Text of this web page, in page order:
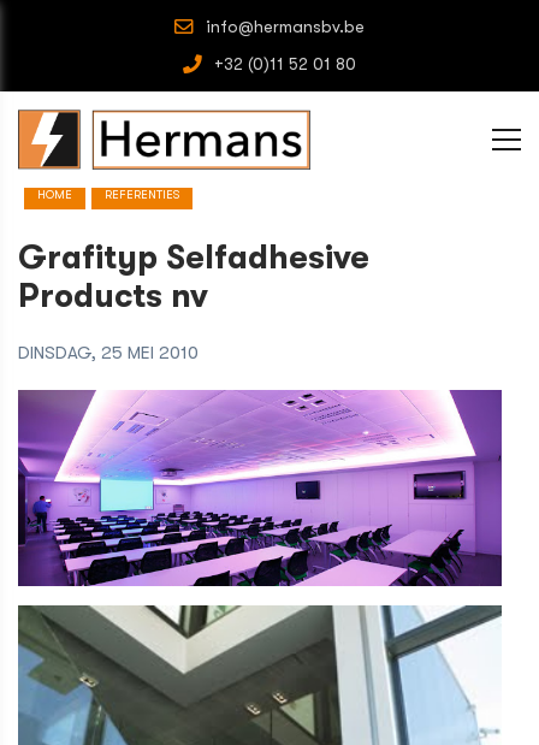
info@hermansbv.be
+32 (0)11 52 01 80
HOME REFERENTIES
Grafityp Selfadhesive
Products nv
DINSDAG, 25 MEI 2010